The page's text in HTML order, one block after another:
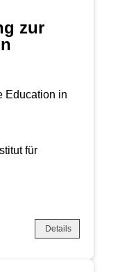
zur
Education in
für
Details